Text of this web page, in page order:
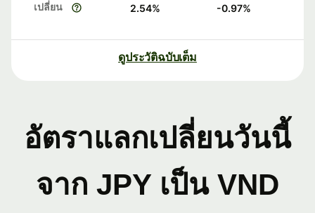
เปลี่ยน 2.54% -0.97%
ดูประวัติฉบับเต็ม
อัตราแลกเปลี่ยนวันนี้
จาก JPY เป็น VND